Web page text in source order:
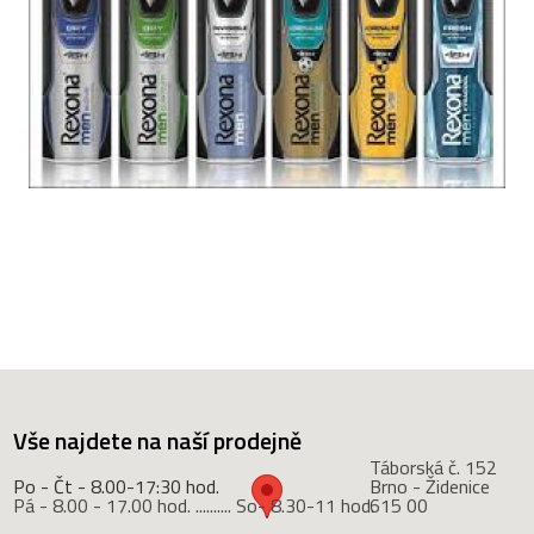
Vše najdete na naší prodejně
Po - Čt - 8.00-17:30 hod.
Pá - 8.00 - 17.00 hod. .......... So- 8.30-11 hod.
Táborská č. 152
Brno - Židenice
615 00